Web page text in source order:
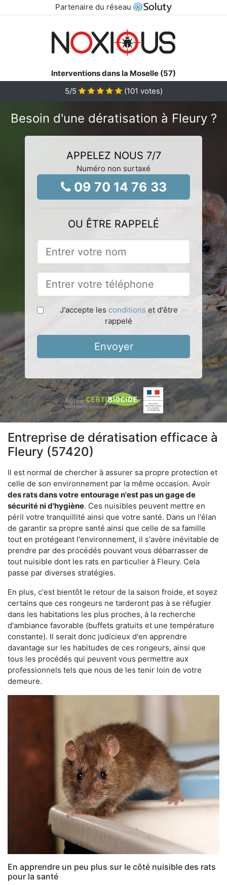
Partenaire du réseau
Interventions dans la Moselle (57)
5/5 (101 votes)
Besoin d'une dératisation à Fleury ?
APPELEZ NOUS 7/7
Numéro non surtaxé
09 70 14 76 33
OU ÊTRE RAPPELÉ
J'accepte les conditions et d'être
rappelé
Envoyer
Entreprise de dératisation efficace à
Fleury (57420)
Il est normal de chercher à assurer sa propre protection et
celle de son environnement par la même occasion. Avoir
des rats dans votre entourage n'est pas un gage de
sécurité ni d'hygiène. Ces nuisibles peuvent mettre en
péril votre tranquillité ainsi que votre santé. Dans un l'élan
de garantir sa propre santé ainsi que celle de sa famille
tout en protégeant l'environnement, il s'avère inévitable de
prendre par des procédés pouvant vous débarrasser de
tout nuisible dont les rats en particulier à Fleury. Cela
passe par diverses stratégies.
En plus, c'est bientôt le retour de la saison froide, et soyez
certains que ces rongeurs ne tarderont pas à se réfugier
dans les habitations les plus proches, à la recherche
d'ambiance favorable (buffets gratuits et une température
constante). Il serait donc judicieux d'en apprendre
davantage sur les habitudes de ces rongeurs, ainsi que
tous les procédés qui peuvent vous permettre aux
professionnels tels que nous de les tenir loin de votre
demeure.
En apprendre un peu plus sur le côté nuisible des rats
pour la santé